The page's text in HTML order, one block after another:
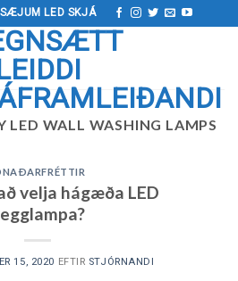
LED SKJÁ
LED WALL WASHING LAMPS
velja hágæða LED
15, 2020 EFTIR STJÓRNANDI